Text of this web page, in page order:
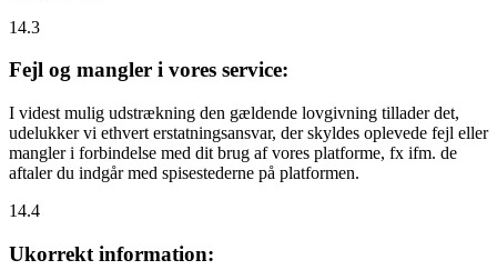
14.3
Fejl og mangler i vores service:
I videst mulig udstrækning den gældende lovgivning tillader det,
udelukker vi ethvert erstatningsansvar, der skyldes oplevede fejl eller
mangler i forbindelse med dit brug af vores platforme, fx ifm. de
aftaler du indgår med spisestederne på platformen.
14.4
Ukorrekt information: